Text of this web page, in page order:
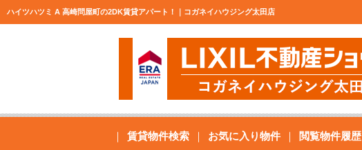
ハイツハツミ A 高崎問屋町の2DK賃貸アパート！｜コガネイハウジング太田店
賃貸物件検索 お気に入り物件 閲覧物件履歴